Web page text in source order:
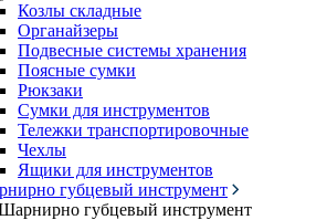
Козлы складные
Органайзеры
Подвесные системы хранения
Поясные сумки
Рюкзаки
Сумки для инструментов
Тележки транспортировочные
Чехлы
Ящики для инструментов
губцевый инструмент
губцевый инструмент